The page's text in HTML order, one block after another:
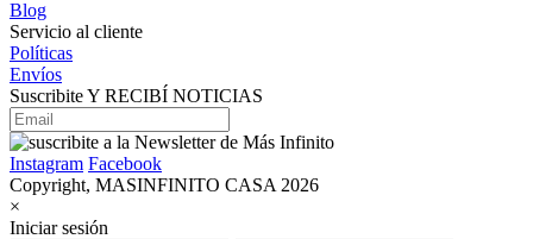
Blog
Servicio al cliente
Políticas
Envíos
Suscribite Y RECIBÍ NOTICIAS
Instagram Facebook
Copyright, MASINFINITO CASA 2026
×
Iniciar sesión